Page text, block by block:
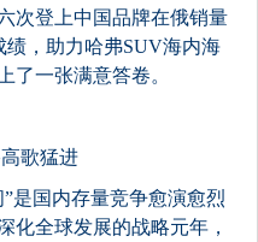
次登上中国品牌在俄销量
，助力哈弗SUV海内海
了一张满意答卷。
歌猛进
是国内存量竞争愈演愈烈
化全球发展的战略元年，